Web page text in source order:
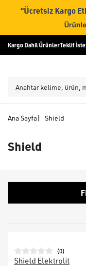
“Ücretsiz Kargo
Kargo Dahil ÜrünlerTeklif
Ana Sayfa| Shield
Shield
(0)
Shield Elektrolit